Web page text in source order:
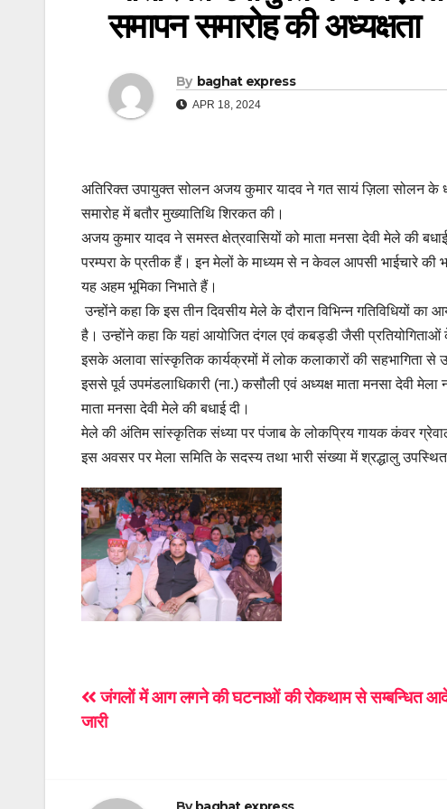
समापन समारोह की अध्यक्षता
By baghat express
APR 18, 2024
अतिरिक्त उपायुक्त सोलन अजय कुमार यादव ने गत सायं ज़िला सोलन के
समारोह में बतौर मुख्यातिथि शिरकत की।
अजय कुमार यादव ने समस्त क्षेत्रवासियों को माता मनसा देवी मेले की
परम्परा के प्रतीक हैं। इन मेलों के माध्यम से न केवल आपसी भाईचारे की
यह अहम भूमिका निभाते हैं।
उन्होंने कहा कि इस तीन दिवसीय मेले के दौरान विभिन्न गतिविधियों
है। उन्होंने कहा कि यहां आयोजित दंगल एवं कबड्डी जैसी
इसके अलावा सांस्कृतिक कार्यक्रमों में लोक कलाकारों की सहभागिता से
इससे पूर्व उपमंडलाधिकारी (ना.) कसौली एवं अध्यक्ष माता मनसा देवी
माता मनसा देवी मेले की बधाई दी।
मेले की अंतिम सांस्कृतिक संध्या पर पंजाब के लोकप्रिय गायक कंवर
इस अवसर पर मेला समिति के सदस्य तथा भारी संख्या में श्रद्धालु
Post
जंगलों में आग लगने की घटनाओं की रोकथाम से सम्बन्धित
जारी